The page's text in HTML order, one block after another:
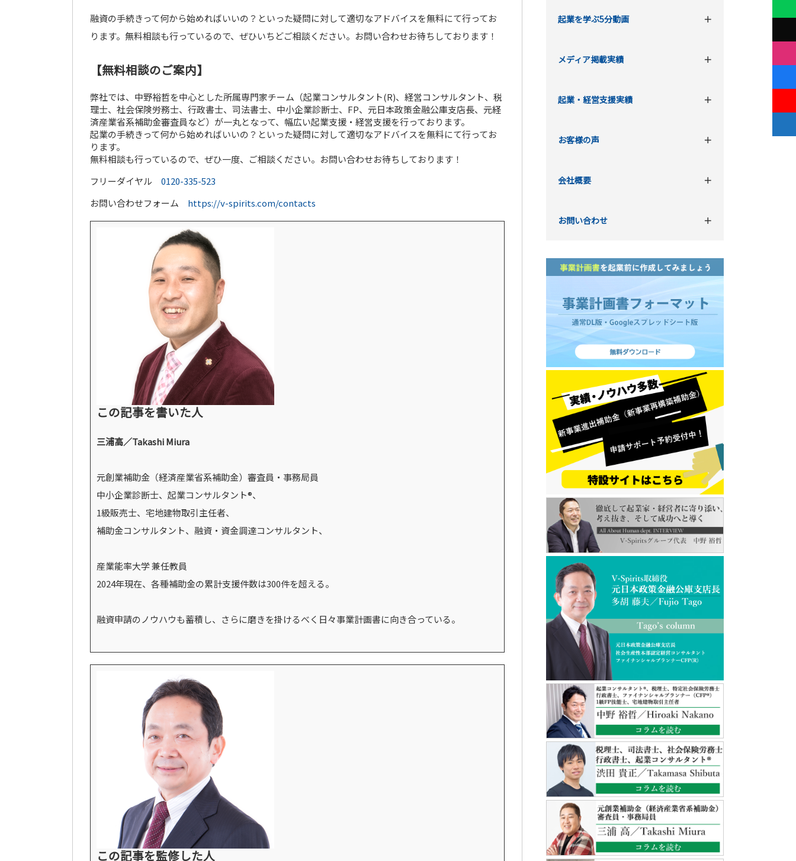
融資の手続きって何から始めればいいの？といった疑問に対して適切なアドバイスを無料にて行ってお
ります。無料相談も行っているので、ぜひいちどご相談ください。お問い合わせお待ちしております！
【無料相談のご案内】
弊社では、中野裕哲を中心とした所属専門家チーム（起業コンサルタント(R)、経営コンサルタント、税
理士、社会保険労務士、行政書士、司法書士、中小企業診断士、FP、元日本政策金融公庫支店長、元経
済産業省系補助金審査員など）が一丸となって、幅広い起業支援・経営支援を行っております。
起業の手続きって何から始めればいいの？といった疑問に対して適切なアドバイスを無料にて行ってお
ります。
無料相談も行っているので、ぜひ一度、ご相談ください。お問い合わせお待ちしております！
フリーダイヤル 0120-335-523
お問い合わせフォーム https://v-spirits.com/contacts
この記事を書いた人
三浦高／Takashi Miura
元創業補助金（経済産業省系補助金）審査員・事務局員
中小企業診断士、起業コンサルタント®、
1級販売士、宅地建物取引主任者、
補助金コンサルタント、融資・資金調達コンサルタント、
産業能率大学 兼任教員
2024年現在、各種補助金の累計支援件数は300件を超える。
融資申請のノウハウも蓄積し、さらに磨きを掛けるべく日々事業計画書に向き合っている。
この記事を監修した人
起業を学ぶ5分動画
メディア掲載実績
起業・経営支援実績
お客様の声
会社概要
お問い合わせ